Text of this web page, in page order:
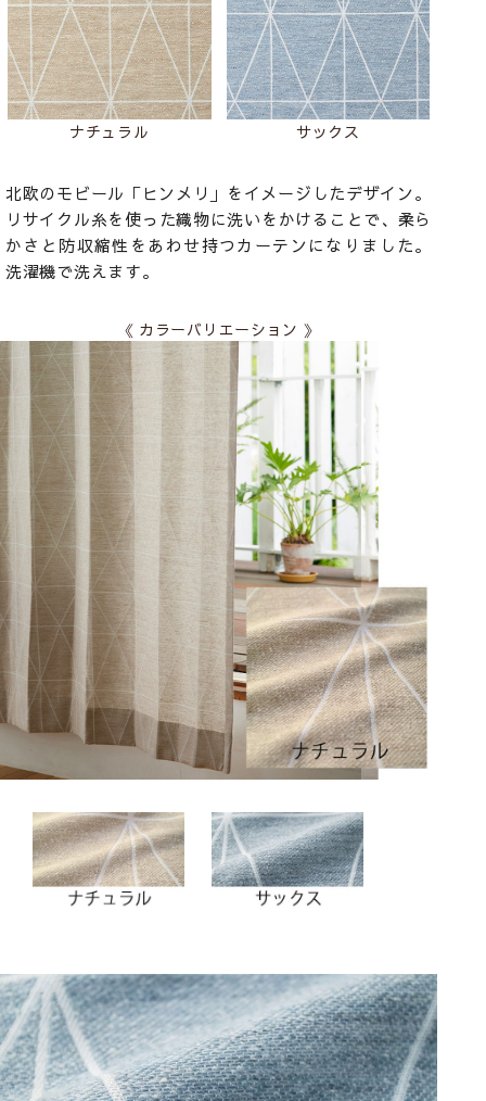
ナチュラル サックス
北欧のモビール「ヒンメリ」をイメージしたデザイン。
リサイクル糸を使った織物に洗いをかけることで、柔ら
かさと防収縮性をあわせ持つカーテンになりました。
洗濯機で洗えます。
《 カラーバリエーション 》